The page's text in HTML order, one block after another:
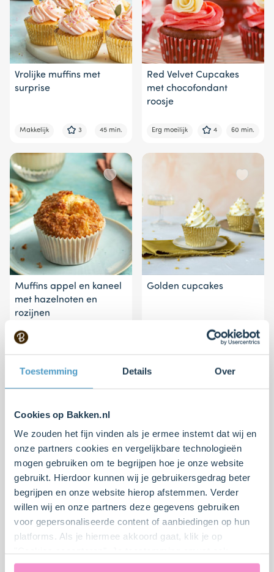
Toestemming Details Over
Cookies op Bakken.nl
We zouden het fijn vinden als je ermee instemt dat wij en
onze partners cookies en vergelijkbare technologieën
mogen gebruiken om te begrijpen hoe je onze website
gebruikt. Hierdoor kunnen wij je gebruikersgedrag beter
begrijpen en onze website hierop afstemmen. Verder
willen wij en onze partners deze gegevens gebruiken
voor gepersonaliseerde content of aanbiedingen op hun
platforms. Als je hiermee akkoord gaat, klik je op
uitdrukkelijk een eventuele gegevensoverdracht naar de
Vrolijke muffins met
surprise
Makkelijk 3 45 min.
Red Velvet Cupcakes
met chocofondant
roosje
Erg moeilijk 4 60 min.
Muffins appel en kaneel
met hazelnoten en
rozijnen
Makkelijk
Golden cupcakes
3 15 min.
Babyshower cupcakes
Moeilijk 4 45 min.
Groene meisjes monster
cupcakes
Makkelijk 3